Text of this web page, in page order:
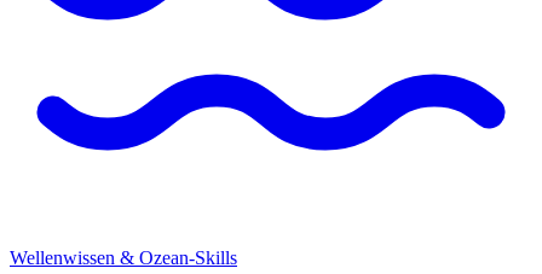
Wellenwissen & Ozean-Skills